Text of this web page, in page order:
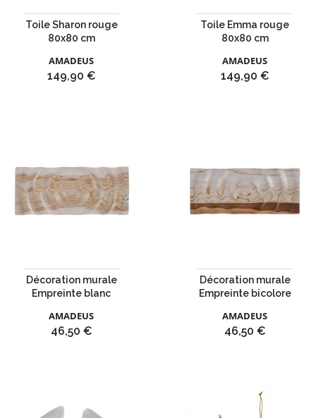
Toile Sharon rouge
80x80 cm
AMADEUS
Prix
149,90 €
Toile Emma rouge
80x80 cm
AMADEUS
Prix
149,90 €
Décoration murale
Empreinte blanc
AMADEUS
Prix
46,50 €
Décoration murale
Empreinte bicolore
AMADEUS
Prix
46,50 €